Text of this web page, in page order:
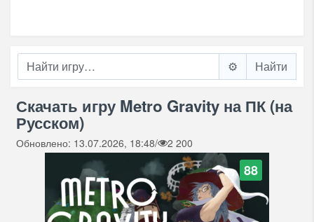
⚙️
Скачать игру Metro Gravity на ПК (на
Русском)
Обновлено: 13.07.2026, 18:48/ 2 200
88